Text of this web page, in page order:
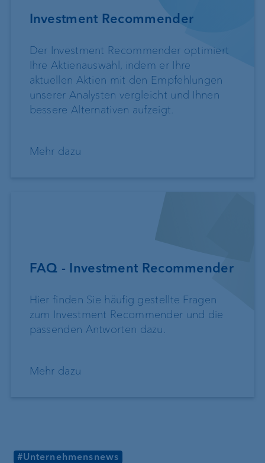
Investment Recommender
Der Investment Recommender optimiert
Ihre Aktienauswahl, indem er Ihre
aktuellen Aktien mit den Empfehlungen
unserer Analysten vergleicht und Ihnen
bessere Alternativen aufzeigt.
Mehr dazu
FAQ - Investment Recommender
Hier finden Sie häufig gestellte Fragen
zum Investment Recommender und die
passenden Antworten dazu.
Mehr dazu
#Unternehmensnews